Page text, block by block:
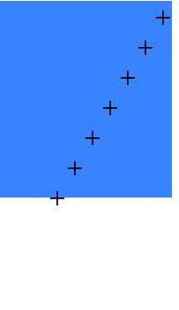
+
+
+
+
+
+
+